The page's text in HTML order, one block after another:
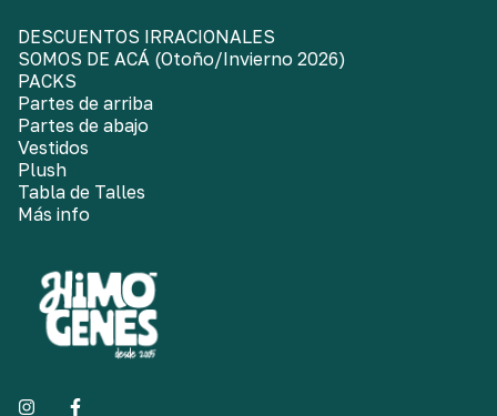
DESCUENTOS IRRACIONALES
SOMOS DE ACÁ (Otoño/Invierno 2026)
PACKS
Partes de arriba
Partes de abajo
Vestidos
Plush
Tabla de Talles
Más info